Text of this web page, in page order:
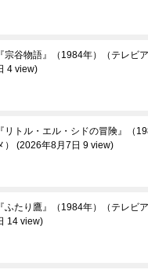
『宗谷物語』（1984年）（テレビア
4 view
『リトル・エル・シドの冒険』（
）
2026年8月7日 9 view
『ふたり鷹』（1984年）（テレビア
14 view